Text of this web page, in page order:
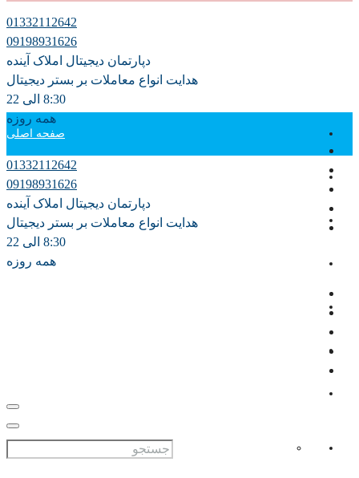
01332112642
09198931626
دپارتمان دیجیتال املاک آینده
هدایت انواع معاملات بر بستر دیجیتال
8:30 الی 22
همه روزه
صفحه اصلی
دپارتمان آموزش
فروش
اجاره سالانه
01332112642
09198931626
دپارتمان دیجیتال املاک آینده
هدایت انواع معاملات بر بستر دیجیتال
8:30 الی 22
همه روزه